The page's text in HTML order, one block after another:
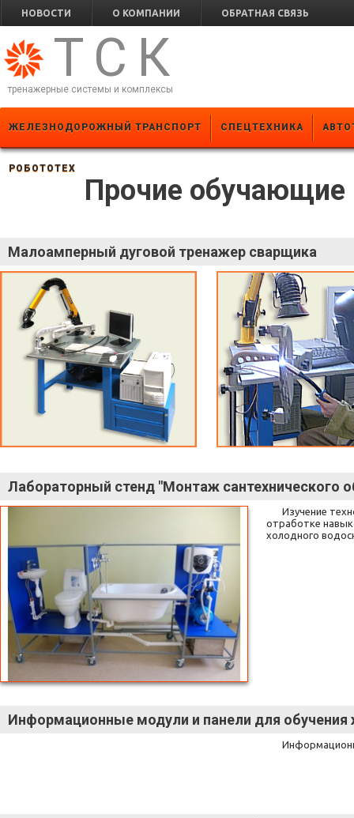
НОВОСТИ О КОМПАНИИ ОБРАТНАЯ СВЯЗЬ
ТСК
тренажерные системы и комплексы
ЖЕЛЕЗНОДОРОЖНЫЙ ТРАНСПОРТ СПЕЦТЕХНИКА
РОБОТОТЕХ
Прочие обучающие
Малоамперный дуговой тренажер сварщика
Лабораторный стенд "Монтаж сантехнического
Изучение
отработке
холодного
Информационные модули и панели для